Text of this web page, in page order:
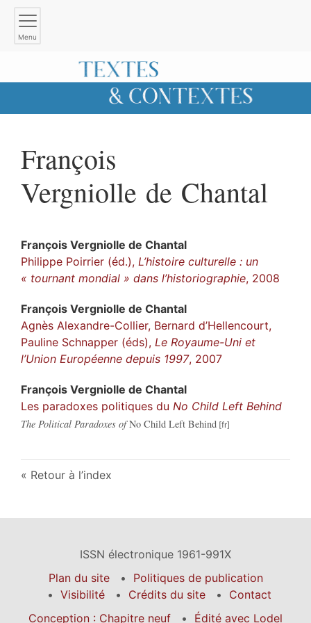
Menu
François
Vergniolle de Chantal
François Vergniolle de Chantal
Philippe Poirrier (éd.), L’histoire culturelle : un
« tournant mondial » dans l’historiographie, 2008
François Vergniolle de Chantal
Agnès Alexandre-Collier, Bernard d’Hellencourt,
Pauline Schnapper (éds), Le Royaume-Uni et
l’Union Européenne depuis 1997, 2007
François Vergniolle de Chantal
Les paradoxes politiques du No Child Left Behind
The Political Paradoxes ofNo Child Left Behind
Retour à l’index
ISSN électronique 1961-991X
Plan du site
Politiques de publication
Visibilité
Crédits du site
Contact
Conception : Chapitre neuf
Édité avec Lodel